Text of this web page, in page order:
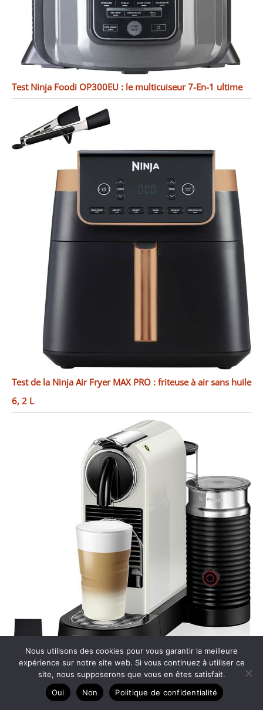
Test Ninja Foodi OP300EU : le multicuiseur 7-En-1 ultime
Test de la Ninja Air Fryer MAX PRO : friteuse à air sans huile
6, 2 L
Nous utilisons des cookies pour vous garantir la meilleure
expérience sur notre site web. Si vous continuez à utiliser ce
site, nous supposerons que vous en êtes satisfait.
Oui
Non Politique de confidentialité